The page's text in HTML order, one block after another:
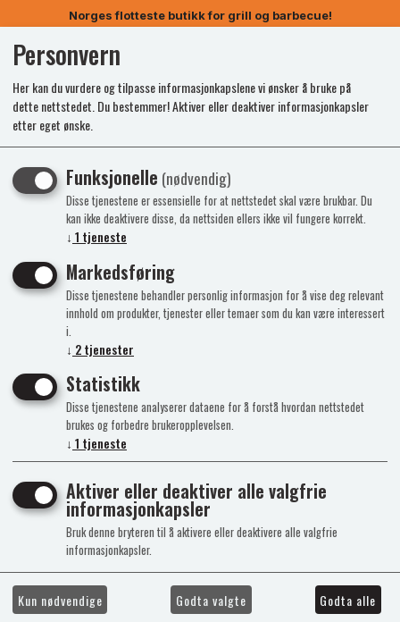
Norges flotteste butikk for grill og barbecue!
Personvern
Her kan du vurdere og tilpasse informasjonkapslene vi ønsker å bruke på
dette nettstedet. Du bestemmer! Aktiver eller deaktiver informasjonkapsler
etter eget ønske.
Funksjonelle (nødvendig)
Disse tjenestene er essensielle for at nettstedet skal være brukbar. Du
kan ikke deaktivere disse, da nettsiden ellers ikke vil fungere korrekt.
↓ 1 tjeneste
Markedsføring
Disse tjenestene behandler personlig informasjon for å vise deg relevant
innhold om produkter, tjenester eller temaer som du kan være interessert
i.
↓ 2tjenester
Statistikk
Disse tjenestene analyserer dataene for å forstå hvordan nettstedet
brukes og forbedre brukeropplevelsen.
↓ 1 tjeneste
Aktiver eller deaktiver alle valgfrie
informasjonkapsler
Bruk denne bryteren til å aktivere eller deaktivere alle valgfrie
informasjonkapsler.
Kun nødvendige Godta valgte Godta alle